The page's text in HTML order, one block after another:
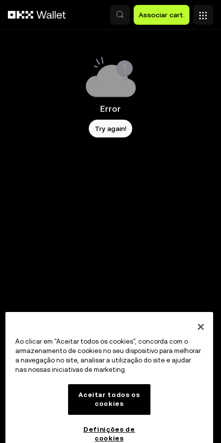
Associar cart.
Error
Try again!
Ao clicar em "Aceitar todos os cookies", concorda com o
armazenamento de cookies no seu dispositivo para melhorar
a navegação no site, analisar a utilização do site e ajudar
nas nossas iniciativas de marketing.
Aceitar todos os
cookies
Definições de
cookies